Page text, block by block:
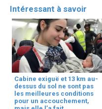
Intéressant à savoir
Cabine exiguë et 13 km au-
dessus du sol ne sont pas
les meilleures conditions
pour un accouchement,